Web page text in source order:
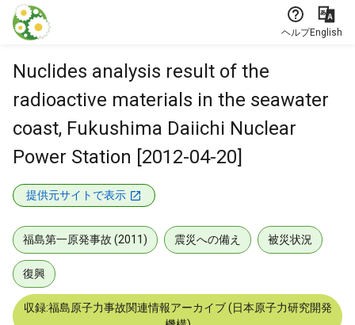
本文に飛ぶ
ヘルプEnglish
Nuclides analysis result of the
radioactive materials in the seawater
coast, Fukushima Daiichi Nuclear
Power Station [2012-04-20]
提供元サイトで表示
福島第一原発事故 (2011) 震災への備え 被災状況
復興
収録:福島原子力事故関連情報アーカイブ (日本原子力研究開発